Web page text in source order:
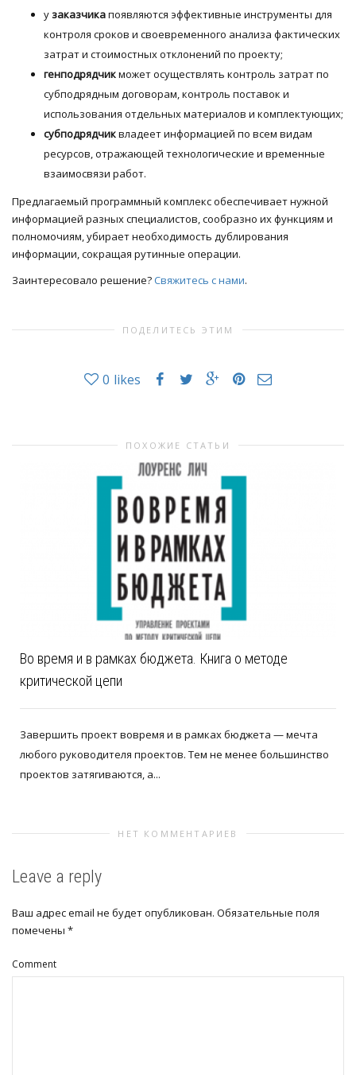
узаказчикапоявляются эффективные инструменты для
контроля сроков и своевременного анализа фактических
затрат и стоимостных отклонений по проекту;
генподрядчикможет осуществлять контроль затрат по
субподрядным договорам, контроль поставок и
использования отдельных материалов и комплектующих;
субподрядчиквладеет информацией по всем видам
ресурсов, отражающей технологические и временные
взаимосвязи работ.
Предлагаемый программный комплекс обеспечивает нужной
информацией разных специалистов, сообразно их функциям и
полномочиям, убирает необходимость дублирования
информации, сокращая рутинные операции.
Заинтересовало решение?Свяжитесь с нами.
ПОДЕЛИТЕСЬ ЭТИМ
0 likes
ПОХОЖИЕ СТАТЬИ
Во время и в рамках бюджета. Книга о методе
критической цепи
Завершить проект вовремя и в рамках бюджета — мечта
любого руководителя проектов. Тем не менее большинство
проектов затягиваются, а...
НЕТ КОММЕНТАРИЕВ
Leave a reply
Ваш адрес email не будет опубликован. Обязательные поля
помечены *
Comment